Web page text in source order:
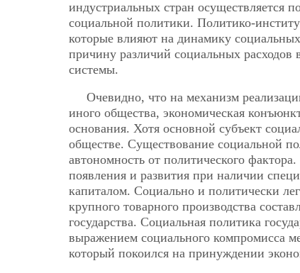
индустриальных стран осуществляется
социальной политики. Политико-
которые влияют на динамику
причину различий социальных расходов
системы.
Очевидно, что на механизм
иного общества, экономическая
основания. Хотя основной субъект
обществе. Существование социальной
автономность от политического
появления и развития при наличии
капиталом. Социально и политически
крупного товарного производства
государства. Социальная политика
выражением социального компромисса
который покоился на принуждении